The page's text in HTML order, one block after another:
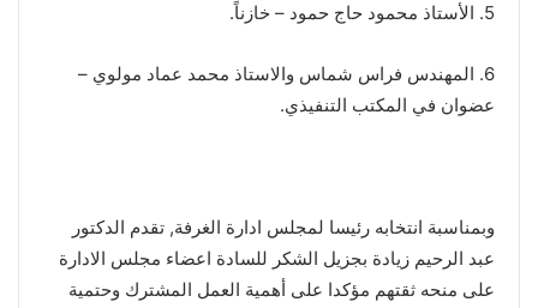
5. الأستاذ محمود حاج حمود – خازناً.
6. المهندس فراس شماس والاستاذ محمد عماد مولوي –
عضوان في المكتب التنفيذي.
وبمناسبة انتخابه رئيسا لمجلس ادارة الغرفة, تقدم الدكتور
عبد الرحيم زيادة بجزيل الشكر للسادة اعضاء مجلس الادارة
على منحه ثقتهم مؤكدا على أهمية العمل المشترك وحتمية